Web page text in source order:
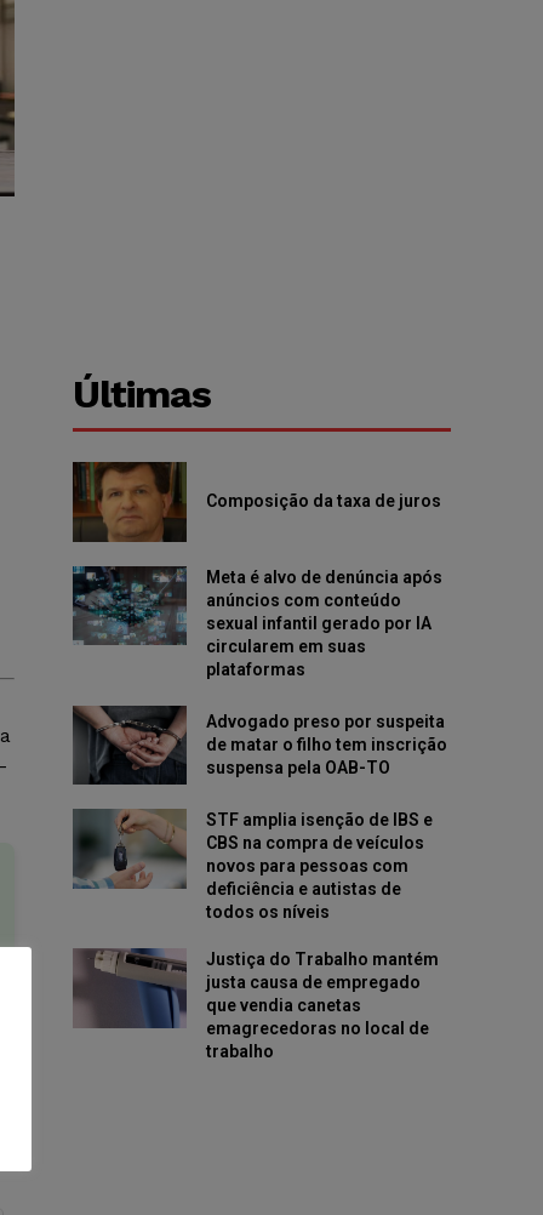
Últimas
Composição da taxa de juros
Meta é alvo de denúncia após
anúncios com conteúdo
sexual infantil gerado por IA
circularem em suas
plataformas
Advogado preso por suspeita
de matar o filho tem inscrição
suspensa pela OAB-TO
STF amplia isenção de IBS e
CBS na compra de veículos
novos para pessoas com
deficiência e autistas de
todos os níveis
Justiça do Trabalho mantém
justa causa de empregado
que vendia canetas
emagrecedoras no local de
trabalho